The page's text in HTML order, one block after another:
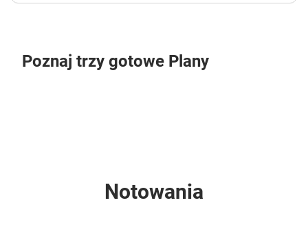
Poznaj trzy gotowe Plany
Notowania